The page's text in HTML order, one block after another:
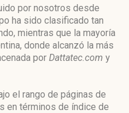
por nosotros desde
ha sido clasificado tan
mientras que la mayoría
donde alcanzó la más
por Dattatec.com y
el rango de páginas de
en términos de índice de